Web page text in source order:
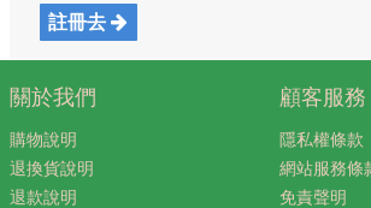
註冊去
關於我們
購物說明
退換貨說明
退款說明
顧客服務
隱私權條款
網站服務條
免責聲明